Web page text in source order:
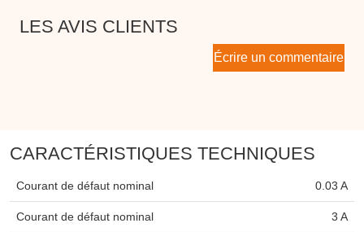
LES AVIS CLIENTS
Écrire un commentaire
CARACTÉRISTIQUES TECHNIQUES
Courant de défaut nominal 0.03 A
Courant de défaut nominal 3 A